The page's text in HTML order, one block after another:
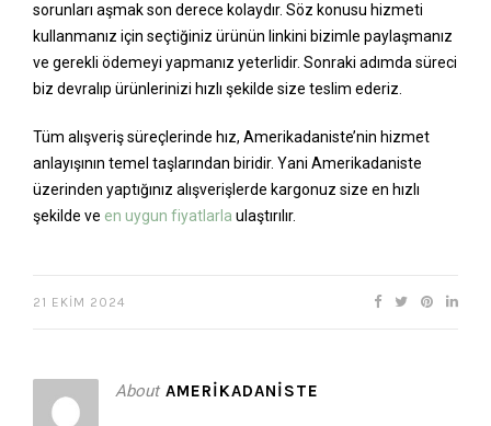
sorunları aşmak son derece kolaydır. Söz konusu hizmeti
kullanmanız için seçtiğiniz ürünün linkini bizimle paylaşmanız
ve gerekli ödemeyi yapmanız yeterlidir. Sonraki adımda süreci
biz devralıp ürünlerinizi hızlı şekilde size teslim ederiz.
Tüm alışveriş süreçlerinde hız, Amerikadaniste’nin hizmet
anlayışının temel taşlarından biridir. Yani Amerikadaniste
üzerinden yaptığınız alışverişlerde kargonuz size en hızlı
şekilde ve en uygun fiyatlarla ulaştırılır.
21 EKIM 2024
About AMERIKADANISTE